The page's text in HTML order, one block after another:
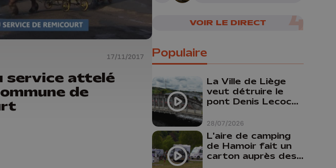
17/11/2017
service attelé
de
VOIR LE DIRECT
Populaire
28/07/2026
La Ville de Liège
veut détruire le
pont Denis Lecocq
budget pour le
faire
L'aire de camping
de Hamoir fait un
carton auprès des